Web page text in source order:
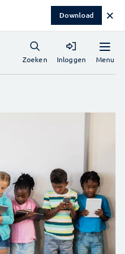
Download ✕
Menu
Zoeken Inloggen